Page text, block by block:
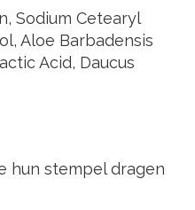
Sodium Cetearyl
Aloe Barbadensis
Acid, Daucus
hun stempel dragen